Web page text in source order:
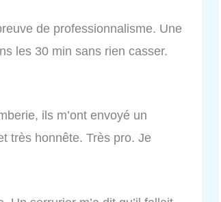
de professionnalisme. Une
les 30 min sans rien casser.
ils m’ont envoyé un
très honnête. Très pro. Je